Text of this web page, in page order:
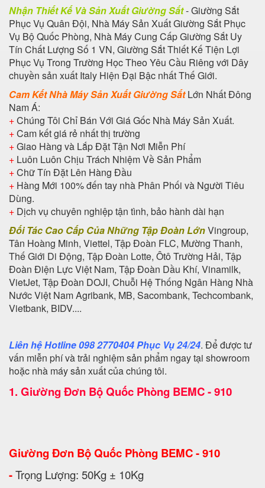
Nhận Thiết Kế Và Sản Xuất Giường Sắt- Giường Sắt
Phục Vụ Quân Đội, Nhà Máy Sản Xuất Giường Sắt Phục
Vụ Bộ Quốc Phòng, Nhà Máy Cung Cấp Giường Sắt Uy
Tín Chất Lượng Số 1 VN, Giường Sắt Thiết Kế Tiện Lợi
Phục Vụ Trong Trường Học Theo Yêu Cầu Riêng với Dây
chuyền sản xuất Italy Hiện Đại Bậc nhất Thế Giới.
Cam Kết Nhà Máy Sản Xuất Giường SắtLớn Nhất Đông
Nam Á:
+Chúng Tôi Chỉ Bán Với Giá Gốc Nhà Máy Sản Xuất.
+Cam kết giá rẻ nhất thị trường
+Giao Hàng và Lắp Đặt Tận Nơi Miễn Phí
+ Luôn Luôn Chịu Trách Nhiệm Về Sản Phẩm
+Chữ Tín Đặt Lên Hàng Đầu
+ Hàng Mới 100% đến tay nhà Phân Phối và Người Tiêu
Dùng.
+ Dịch vụ chuyên nghiệp tận tình, bảo hành dài hạn
Đối Tác Cao Cấp Của Những Tập Đoàn LớnVingroup,
Tân Hoàng Minh, Viettel, Tập Đoàn FLC, Mường Thanh,
Thế Giới Di Động, Tập Đoàn Lotte, Ôtô Trường Hải, Tập
Đoàn Điện Lực Việt Nam, Tập Đoàn Dầu Khí, Vinamilk,
VietJet, Tập Đoàn DOJI, Chuỗi Hệ Thống Ngân Hàng Nhà
Nước Việt Nam Agribank, MB, Sacombank, Techcombank,
Vietbank, BIDV....
Liên hệ Hotline 098 2770404 Phục Vụ 24/24. Để được tư
vấn miễn phí và trải nghiệm sản phẩm ngay tại showroom
hoặc nhà máy sản xuất của chúng tôi.
1. Giường Đơn Bộ Quốc Phòng BEMC - 910
Giường Đơn Bộ Quốc Phòng BEMC - 910
-Trọng Lượng: 50Kg ± 10Kg